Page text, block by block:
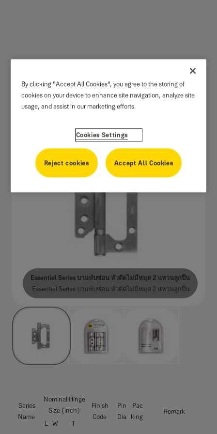
Series 2 Ball Bearing
Series
Name
Nominal Hinge
Size (inch)
Finish
Code
Pin
Dia
Pac
king
Remark
L
W
T
Essential Series บานพับซ่อน หัวตัดไม่มีหมุด 2 แหวนลูกปืน
Essential Series บานพับซ่อน หัวตัดไม่มีหมุด 2 แหวนลูกปืน
By clicking “Accept All Cookies”, you agree to the storing of
cookies on your device to enhance site navigation, analyze site
usage, and assist in our marketing efforts.
Cookies Settings
Reject cookies Accept All Cookies